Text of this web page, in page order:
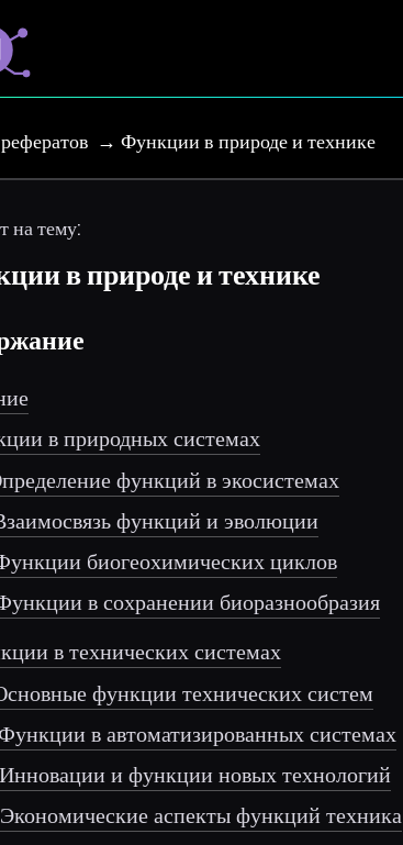
Функции в природе и технике
на тему:
в природе и технике
в природных системах
функций в экосистемах
функций и эволюции
биогеохимических циклов
в сохранении биоразнообразия
в технических системах
функции технических систем
в автоматизированных системах
и функции новых технологий
аспекты функций техника